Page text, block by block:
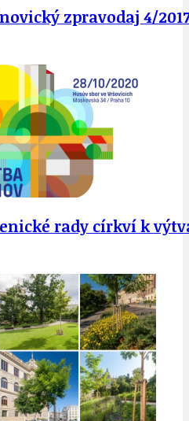
zpravodaj 4/
rady církví k